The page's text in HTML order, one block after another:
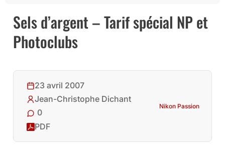
Sels d’argent – Tarif spécial NP et
Photoclubs
23 avril 2007
Jean-Christophe Dichant
0
PDF
Nikon Passion